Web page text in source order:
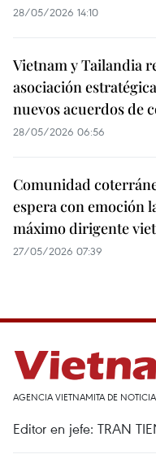
28/05/2026 14:10
Vietnam y Tailandia
asociación
nuevos acuerdos de
28/05/2026 06:56
Comunidad
espera con emoción
máximo dirigente
27/05/2026 07:39
AGENCIA VIETNAMITA DE
Editor en jefe: TRAN